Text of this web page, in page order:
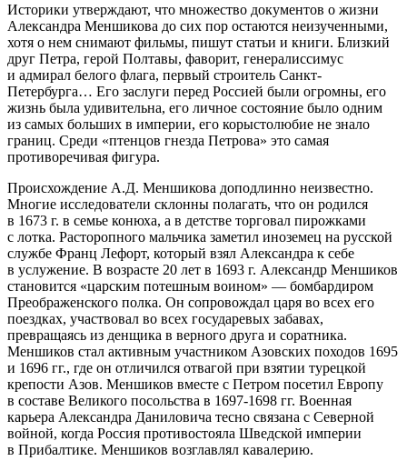
Историки утверждают, что множество документов о жизни
Александра Меншикова до сих пор остаются неизученными,
хотя о нем снимают фильмы, пишут статьи и книги. Близкий
друг Петра, герой Полтавы, фаворит, генералиссимус
и адмирал белого флага, первый строитель Санкт-
Петербурга… Его заслуги перед Россией были огромны, его
жизнь была удивительна, его личное состояние было одним
из самых больших в империи, его корыстолюбие не знало
границ. Среди «птенцов гнезда Петрова» это самая
противоречивая фигура.
Происхождение А.Д. Меншикова доподлинно неизвестно.
Многие исследователи склонны полагать, что он родился
в 1673 г. в семье конюха, а в детстве торговал пирожками
с лотка. Расторопного мальчика заметил иноземец на русской
службе Франц Лефорт, который взял Александра к себе
в услужение. В возрасте 20 лет в 1693 г. Александр Меншиков
становится «царским потешным воином» — бомбардиром
Преображенского полка. Он сопровождал царя во всех его
поездках, участвовал во всех государевых забавах,
превращаясь из денщика в верного друга и соратника.
Меншиков стал активным участником Азовских походов 1695
и 1696 гг., где он отличился отвагой при взятии турецкой
крепости Азов. Меншиков вместе с Петром посетил Европу
в составе Великого посольства в 1697-1698 гг. Военная
карьера Александра Даниловича тесно связана с Северной
войной, когда Россия противостояла Шведской империи
в Прибалтике. Меншиков возглавлял кавалерию.